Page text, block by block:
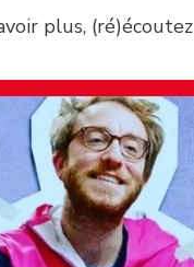
plus, (ré)écoutez